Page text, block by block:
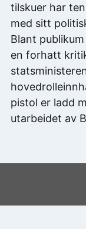
tilskuer har
med sitt
Blant
en forhatt
pistol er ladd
utarbeidet av